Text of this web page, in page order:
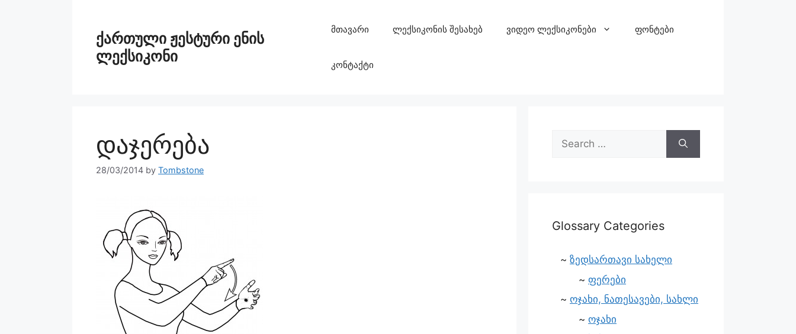
ქართული ჟესტური ენის
ლექსიკონი
მთავარი ლექსიკონის შესახებ ვიდეო ლექსიკონები ფონტები
კონტაქტი
დაჯერება
28/03/2014 by Tombstone
Glossary Categories
ზედსართავი სახელი
ფერები
ოჯახი, ნათესავები, სახლი
ოჯახი